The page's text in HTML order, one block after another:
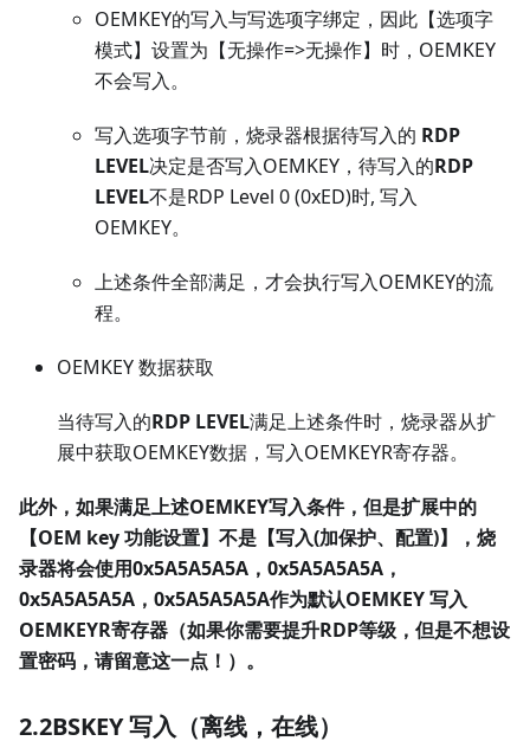
OEMKEY的写入与写选项字绑定，因此【选项字
模式】设置为【无操作=>无操作】时，OEMKEY
不会写入。
写入选项字节前，烧录器根据待写入的 RDP
LEVEL决定是否写入OEMKEY，待写入的RDP
LEVEL不是RDP Level 0 (0xED)时, 写入
OEMKEY。
上述条件全部满足，才会执行写入OEMKEY的流
程。
OEMKEY 数据获取
当待写入的RDP LEVEL满足上述条件时，烧录器从扩
展中获取OEMKEY数据，写入OEMKEYR寄存器。
此外，如果满足上述OEMKEY写入条件，但是扩展中的
【OEM key 功能设置】不是【写入(加保护、配置)】，烧
录器将会使用0x5A5A5A5A，0x5A5A5A5A，
0x5A5A5A5A，0x5A5A5A5A作为默认OEMKEY 写入
OEMKEYR寄存器（如果你需要提升RDP等级，但是不想设
置密码，请留意这一点！）。
2.2BSKEY 写入（离线，在线）